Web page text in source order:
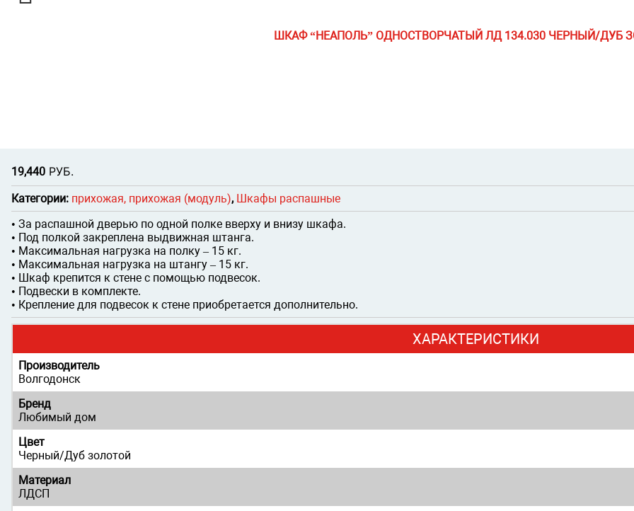
ШКАФ “НЕАПОЛЬ” ОДНОСТВОРЧАТЫЙ ЛД 134.030 ЧЕРНЫЙ/ДУБ
19,440 РУБ.
Категории: прихожая, прихожая (модуль), Шкафы распашные
• За распашной дверью по одной полке вверху и внизу шкафа.
• Под полкой закреплена выдвижная штанга.
• Максимальная нагрузка на полку – 15 кг.
• Максимальная нагрузка на штангу – 15 кг.
• Шкаф крепится к стене с помощью подвесок.
• Подвески в комплекте.
• Крепление для подвесок к стене приобретается дополнительно.
ХАРАКТЕРИСТИКИ
Производитель
Волгодонск
Бренд
Любимый дом
Цвет
Черный/Дуб золотой
Материал
ЛДСП